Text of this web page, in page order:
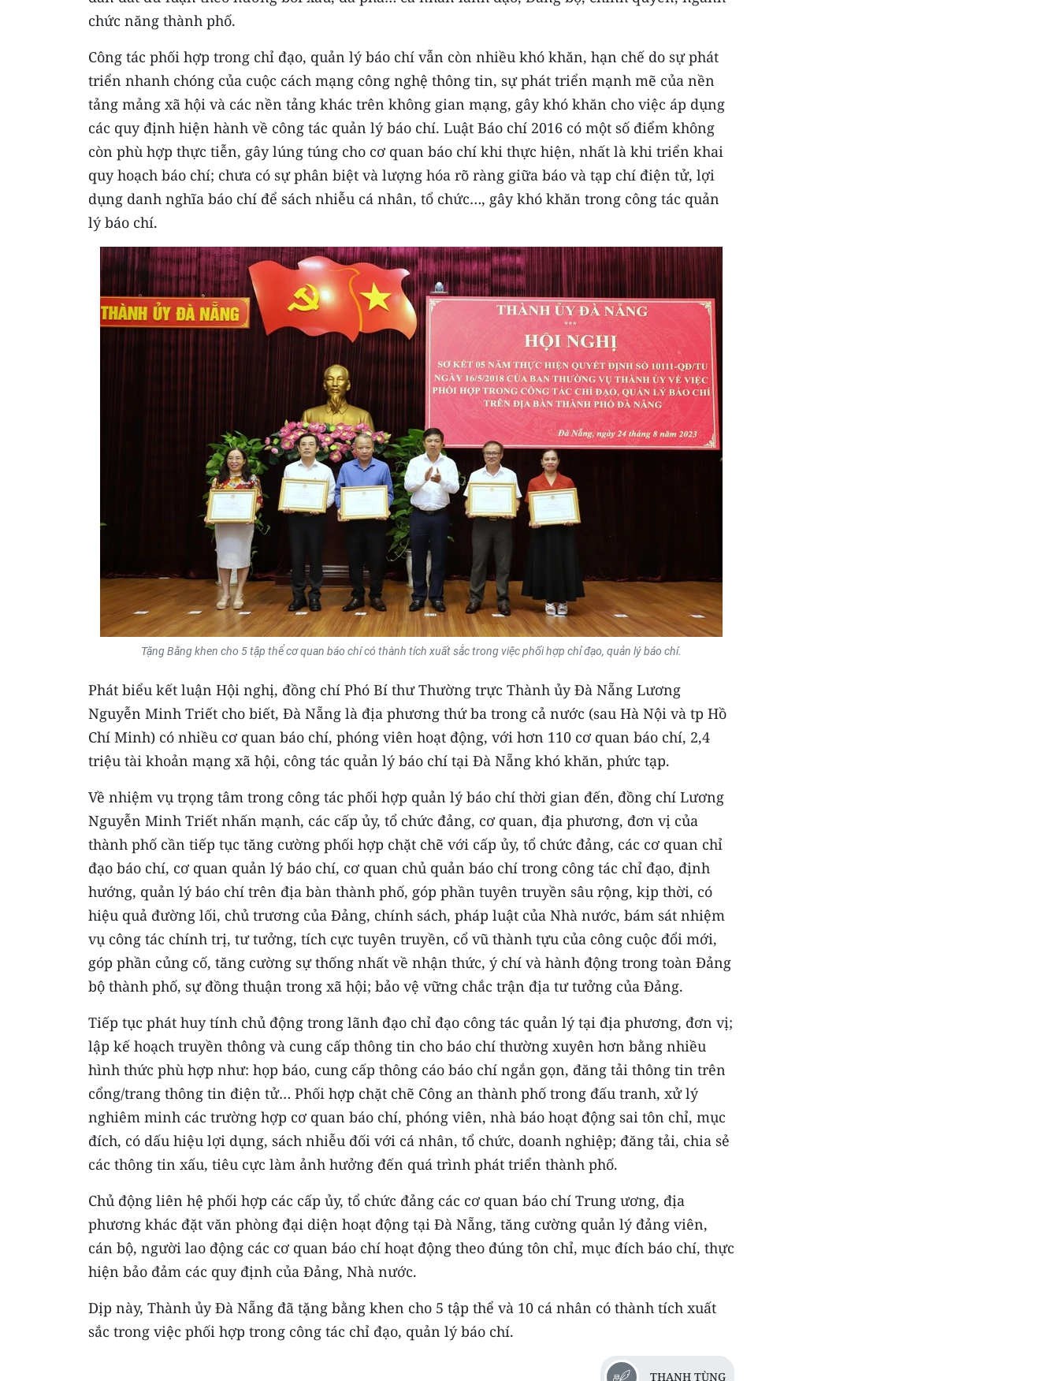
chức năng thành phố.
Công tác phối hợp trong chỉ đạo, quản lý báo chí vẫn còn nhiều khó khăn, hạn chế do sự phát
triển nhanh chóng của cuộc cách mạng công nghệ thông tin, sự phát triển mạnh mẽ của nền
tảng mảng xã hội và các nền tảng khác trên không gian mạng, gây khó khăn cho việc áp dụng
các quy định hiện hành về công tác quản lý báo chí. Luật Báo chí 2016 có một số điểm không
còn phù hợp thực tiễn, gây lúng túng cho cơ quan báo chí khi thực hiện, nhất là khi triển khai
quy hoạch báo chí; chưa có sự phân biệt và lượng hóa rõ ràng giữa báo và tạp chí điện tử, lợi
dụng danh nghĩa báo chí để sách nhiễu cá nhân, tổ chức…, gây khó khăn trong công tác quản
lý báo chí.
Tặng Bằng khen cho 5 tập thể cơ quan báo chí có thành tích xuất sắc trong việc phối hợp chỉ đạo, quản lý báo chí.
Phát biểu kết luận Hội nghị, đồng chí Phó Bí thư Thường trực Thành ủy Đà Nẵng Lương
Nguyễn Minh Triết cho biết, Đà Nẵng là địa phương thứ ba trong cả nước (sau Hà Nội và tp Hồ
Chí Minh) có nhiều cơ quan báo chí, phóng viên hoạt động, với hơn 110 cơ quan báo chí, 2,4
triệu tài khoản mạng xã hội, công tác quản lý báo chí tại Đà Nẵng khó khăn, phức tạp.
Về nhiệm vụ trọng tâm trong công tác phối hợp quản lý báo chí thời gian đến, đồng chí Lương
Nguyễn Minh Triết nhấn mạnh, các cấp ủy, tổ chức đảng, cơ quan, địa phương, đơn vị của
thành phố cần tiếp tục tăng cường phối hợp chặt chẽ với cấp ủy, tổ chức đảng, các cơ quan chỉ
đạo báo chí, cơ quan quản lý báo chí, cơ quan chủ quản báo chí trong công tác chỉ đạo, định
hướng, quản lý báo chí trên địa bàn thành phố, góp phần tuyên truyền sâu rộng, kịp thời, có
hiệu quả đường lối, chủ trương của Đảng, chính sách, pháp luật của Nhà nước, bám sát nhiệm
vụ công tác chính trị, tư tưởng, tích cực tuyên truyền, cổ vũ thành tựu của công cuộc đổi mới,
góp phần củng cố, tăng cường sự thống nhất về nhận thức, ý chí và hành động trong toàn Đảng
bộ thành phố, sự đồng thuận trong xã hội; bảo vệ vững chắc trận địa tư tưởng của Đảng.
Tiếp tục phát huy tính chủ động trong lãnh đạo chỉ đạo công tác quản lý tại địa phương, đơn vị;
lập kế hoạch truyền thông và cung cấp thông tin cho báo chí thường xuyên hơn bằng nhiều
hình thức phù hợp như: họp báo, cung cấp thông cáo báo chí ngắn gọn, đăng tải thông tin trên
cổng/trang thông tin điện tử… Phối hợp chặt chẽ Công an thành phố trong đấu tranh, xử lý
nghiêm minh các trường hợp cơ quan báo chí, phóng viên, nhà báo hoạt động sai tôn chỉ, mục
đích, có dấu hiệu lợi dụng, sách nhiễu đối với cá nhân, tổ chức, doanh nghiệp; đăng tải, chia sẻ
các thông tin xấu, tiêu cực làm ảnh hưởng đến quá trình phát triển thành phố.
Chủ động liên hệ phối hợp các cấp ủy, tổ chức đảng các cơ quan báo chí Trung ương, địa
phương khác đặt văn phòng đại diện hoạt động tại Đà Nẵng, tăng cường quản lý đảng viên,
cán bộ, người lao động các cơ quan báo chí hoạt động theo đúng tôn chỉ, mục đích báo chí, thực
hiện bảo đảm các quy định của Đảng, Nhà nước.
Dịp này, Thành ủy Đà Nẵng đã tặng bằng khen cho 5 tập thể và 10 cá nhân có thành tích xuất
sắc trong việc phối hợp trong công tác chỉ đạo, quản lý báo chí.
THANH TÙNG